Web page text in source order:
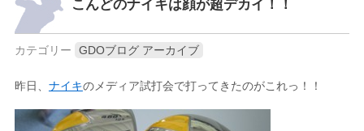
こんどのナイキは顔が超デカイ！！
カテゴリー GDOブログ アーカイブ
昨日、 ナイキのメディア試打会で打ってきたのがこれっ！！